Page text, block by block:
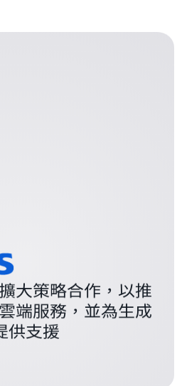
大策略合作，以推
端服務，並為生成
供支援
進一